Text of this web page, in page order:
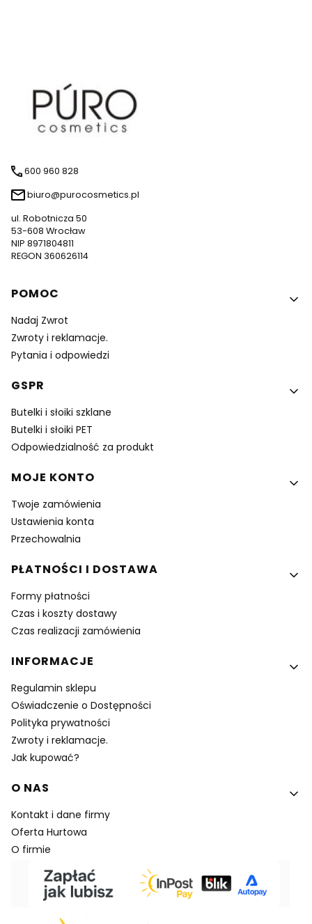
600 960 828
biuro@purocosmetics.pl
ul. Robotnicza 50
53-608 Wrocław
NIP 8971804811
REGON 360626114
Linki w stopce
POMOC
Nadaj Zwrot
Zwroty i reklamacje.
Pytania i odpowiedzi
GSPR
Butelki i słoiki szklane
Butelki i słoiki PET
Odpowiedzialność za produkt
MOJE KONTO
Twoje zamówienia
Ustawienia konta
Przechowalnia
PŁATNOŚCI I DOSTAWA
Formy płatności
Czas i koszty dostawy
Czas realizacji zamówienia
INFORMACJE
Regulamin sklepu
Oświadczenie o Dostępności
Polityka prywatności
Zwroty i reklamacje.
Jak kupować?
O NAS
Kontakt i dane firmy
Oferta Hurtowa
O firmie